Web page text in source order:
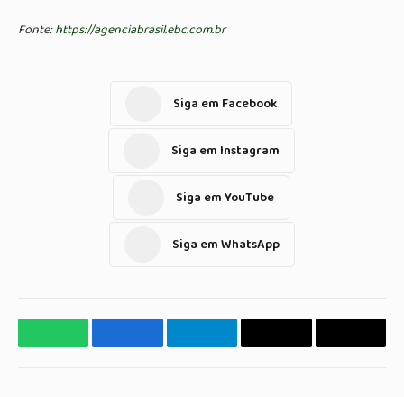
Fonte:https://agenciabrasil.ebc.com.br
Siga em Facebook
Siga em Instagram
Siga em YouTube
Siga em WhatsApp
WhatsAppFacebook TelegramaCopiar
E-